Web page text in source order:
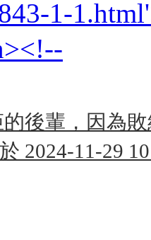
的後輩，因為
2024-11-29